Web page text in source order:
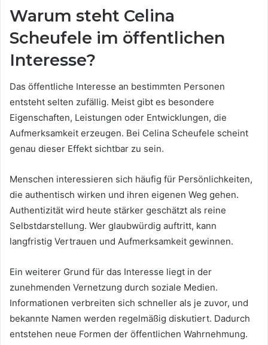
Warum steht Celina
Scheufele im öffentlichen
Interesse?
Das öffentliche Interesse an bestimmten Personen
entsteht selten zufällig. Meist gibt es besondere
Eigenschaften, Leistungen oder Entwicklungen, die
Aufmerksamkeit erzeugen. Bei Celina Scheufele scheint
genau dieser Effekt sichtbar zu sein.
Menschen interessieren sich häufig für Persönlichkeiten,
die authentisch wirken und ihren eigenen Weg gehen.
Authentizität wird heute stärker geschätzt als reine
Selbstdarstellung. Wer glaubwürdig auftritt, kann
langfristig Vertrauen und Aufmerksamkeit gewinnen.
Ein weiterer Grund für das Interesse liegt in der
zunehmenden Vernetzung durch soziale Medien.
Informationen verbreiten sich schneller als je zuvor, und
bekannte Namen werden regelmäßig diskutiert. Dadurch
entstehen neue Formen der öffentlichen Wahrnehmung.